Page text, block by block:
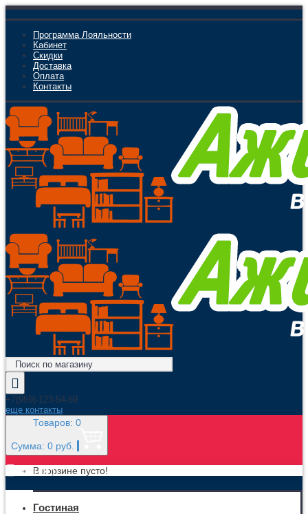
Программа Лояльности
Кабинет
Скидки
Доставка
Оплата
Контакты
+7(959)-123-54-69
еще контакты
Товаров: 0
Сумма: 0 руб.
В корзине пусто!
МЕНЮ
Гостиная